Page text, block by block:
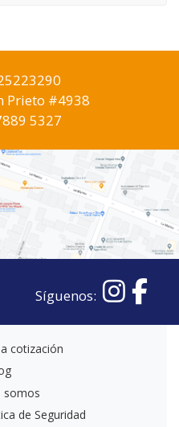
Prieto #4938
5327
Síguenos:
cotización
cotización
somos
de Seguridad